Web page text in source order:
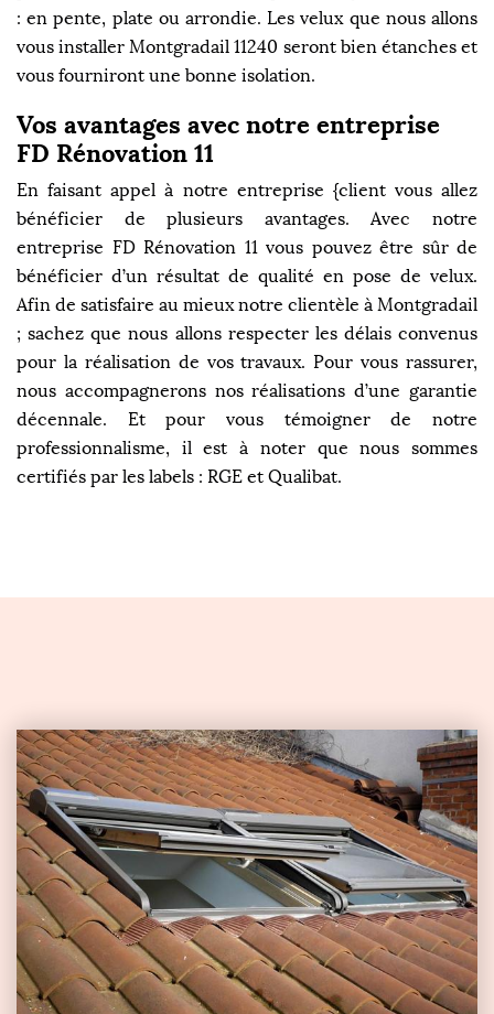
: en pente, plate ou arrondie. Les velux que nous allons
vous installer Montgradail 11240 seront bien étanches et
vous fourniront une bonne isolation.
Vos avantages avec notre entreprise
FD Rénovation 11
En faisant appel à notre entreprise {client vous allez
bénéficier de plusieurs avantages. Avec notre
entreprise FD Rénovation 11 vous pouvez être sûr de
bénéficier d’un résultat de qualité en pose de velux.
Afin de satisfaire au mieux notre clientèle à Montgradail
; sachez que nous allons respecter les délais convenus
pour la réalisation de vos travaux. Pour vous rassurer,
nous accompagnerons nos réalisations d’une garantie
décennale. Et pour vous témoigner de notre
professionnalisme, il est à noter que nous sommes
certifiés par les labels : RGE et Qualibat.